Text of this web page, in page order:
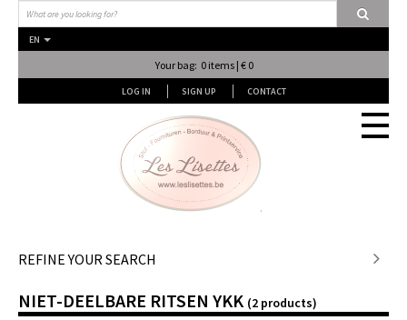
EN
Your bag: 0 items | € 0
LOG IN SIGN UP CONTACT
Fournituren
REFINE YOUR SEARCH
NIET-DEELBARE RITSEN YKK (2 products)